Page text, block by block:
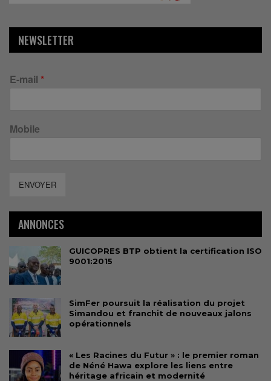
NEWSLETTER
E-mail *
Mobile
ENVOYER
ANNONCES
GUICOPRES BTP obtient la certification ISO
9001:2015
SimFer poursuit la réalisation du projet
Simandou et franchit de nouveaux jalons
opérationnels
« Les Racines du Futur » : le premier roman
de Néné Hawa explore les liens entre
héritage africain et modernité